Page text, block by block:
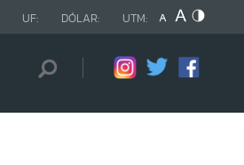
UF: DÓLAR: UTM: